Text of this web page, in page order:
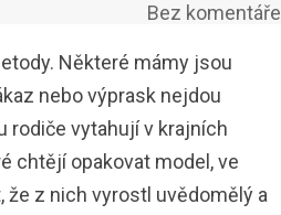
Bez komentáře
Některé mámy jsou
nebo výprask nejdou
rodiče vytahují v krajních
chtějí opakovat model, ve
že z nich vyrostl uvědomělý a